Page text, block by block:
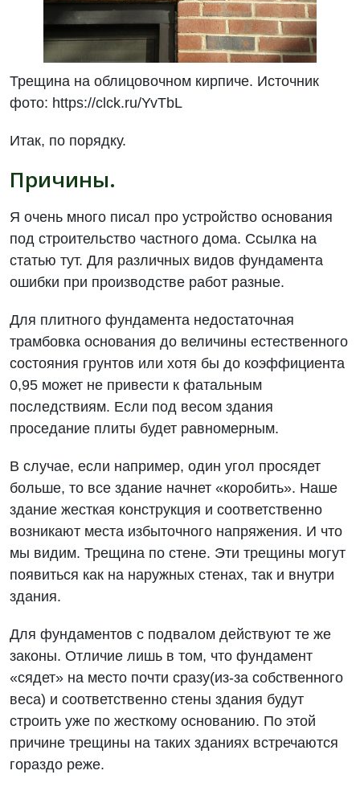
Трещина на облицовочном кирпиче. Источник
фото: https://clck.ru/YvTbL
Итак, по порядку.
Причины.
Я очень много писал про устройство основания
под строительство частного дома. Ссылка на
статью тут. Для различных видов фундамента
ошибки при производстве работ разные.
Для плитного фундамента недостаточная
трамбовка основания до величины естественного
состояния грунтов или хотя бы до коэффициента
0,95 может не привести к фатальным
последствиям. Если под весом здания
проседание плиты будет равномерным.
В случае, если например, один угол просядет
больше, то все здание начнет «коробить». Наше
здание жесткая конструкция и соответственно
возникают места избыточного напряжения. И что
мы видим. Трещина по стене. Эти трещины могут
появиться как на наружных стенах, так и внутри
здания.
Для фундаментов с подвалом действуют те же
законы. Отличие лишь в том, что фундамент
«сядет» на место почти сразу(из-за собственного
веса) и соответственно стены здания будут
строить уже по жесткому основанию. По этой
причине трещины на таких зданиях встречаются
гораздо реже.